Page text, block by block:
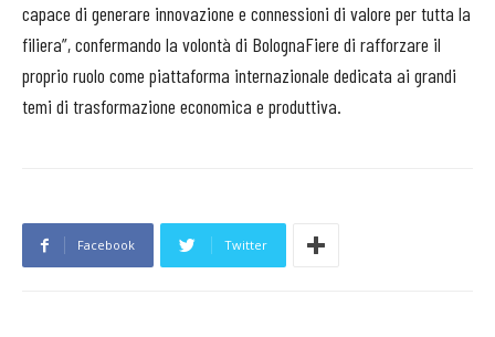
capace di generare innovazione e connessioni di valore per tutta la
filiera”, confermando la volontà di BolognaFiere di rafforzare il
proprio ruolo come piattaforma internazionale dedicata ai grandi
temi di trasformazione economica e produttiva.
Facebook Twitter